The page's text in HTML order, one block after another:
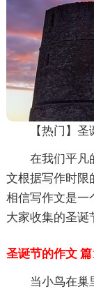
【热门】
在我们平凡
文根据写作时限
相信写作文是一
大家收集的圣诞
圣诞节的作文 篇
当小鸟在巢